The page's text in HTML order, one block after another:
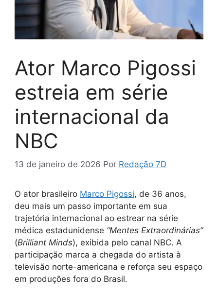
Ator Marco Pigossi
estreia em série
internacional da
NBC
13 de janeiro de 2026 Por Redação 7D
O ator brasileiro Marco Pigossi, de 36 anos,
deu mais um passo importante em sua
trajetória internacional ao estrear na série
médica estadunidense “Mentes Extraordinárias”
(Brilliant Minds), exibida pelo canal NBC. A
participação marca a chegada do artista à
televisão norte-americana e reforça seu espaço
em produções fora do Brasil.